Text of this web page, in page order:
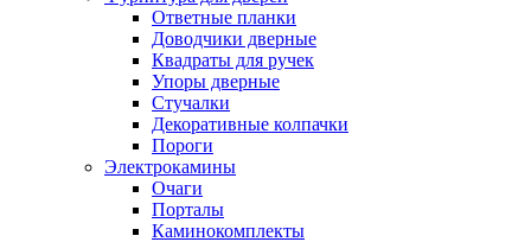
Ответные планки
Доводчики дверные
Квадраты для ручек
Упоры дверные
Стучалки
Декоративные колпачки
Пороги
Электрокамины
Очаги
Порталы
Каминокомплекты